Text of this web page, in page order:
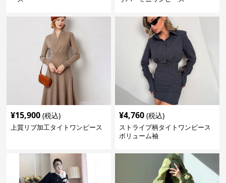
¥15,900 (税込)
上質リブ加工タイトワンピース
¥4,760 (税込)
ストライプ柄タイトワンピース
ボリューム袖